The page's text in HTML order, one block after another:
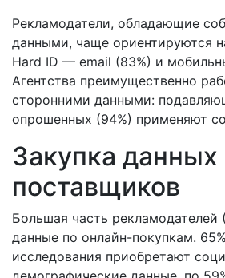
Рекламодатели, обладающие
данными, чаще ориентируются
Hard ID — email (83%) и
Агентства преимущественно
сторонними данными:
опрошенных (94%) применяют
Закупка
поставщиков
Большая часть рекламодателей
данные по онлайн-покупкам.
исследования приобретают